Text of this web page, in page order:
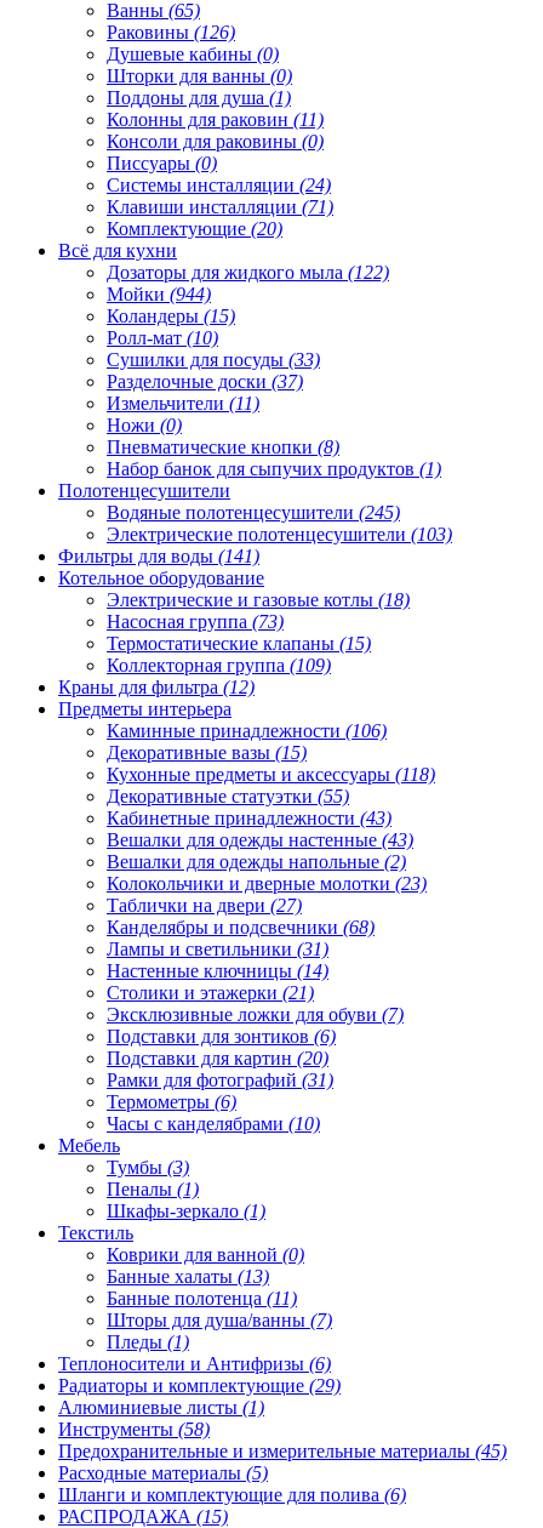
Ванны (65)
Раковины (126)
Душевые кабины (0)
Шторки для ванны (0)
Поддоны для душа (1)
Колонны для раковин (11)
Консоли для раковины (0)
Писсуары (0)
Системы инсталляции (24)
Клавиши инсталляции (71)
Комплектующие (20)
Всё для кухни
Дозаторы для жидкого мыла (122)
Мойки (944)
Коландеры (15)
Ролл-мат (10)
Сушилки для посуды (33)
Разделочные доски (37)
Измельчители (11)
Ножи (0)
Пневматические кнопки (8)
Набор банок для сыпучих продуктов (1)
Полотенцесушители
Водяные полотенцесушители (245)
Электрические полотенцесушители (103)
Фильтры для воды (141)
Котельное оборудование
Электрические и газовые котлы (18)
Насосная группа (73)
Термостатические клапаны (15)
Коллекторная группа (109)
Краны для фильтра (12)
Предметы интерьера
Каминные принадлежности (106)
Декоративные вазы (15)
Кухонные предметы и аксессуары (118)
Декоративные статуэтки (55)
Кабинетные принадлежности (43)
Вешалки для одежды настенные (43)
Вешалки для одежды напольные (2)
Колокольчики и дверные молотки (23)
Таблички на двери (27)
Канделябры и подсвечники (68)
Лампы и светильники (31)
Настенные ключницы (14)
Столики и этажерки (21)
Эксклюзивные ложки для обуви (7)
Подставки для зонтиков (6)
Подставки для картин (20)
Рамки для фотографий (31)
Термометры (6)
Часы с канделябрами (10)
Мебель
Тумбы (3)
Пеналы (1)
Шкафы-зеркало (1)
Текстиль
Коврики для ванной (0)
Банные халаты (13)
Банные полотенца (11)
Шторы для душа/ванны (7)
Пледы (1)
Теплоносители и Антифризы (6)
Радиаторы и комплектующие (29)
Алюминиевые листы (1)
Инструменты (58)
Предохранительные и измерительные материалы (45)
Расходные материалы (5)
Шланги и комплектующие для полива (6)
РАСПРОДАЖА (15)